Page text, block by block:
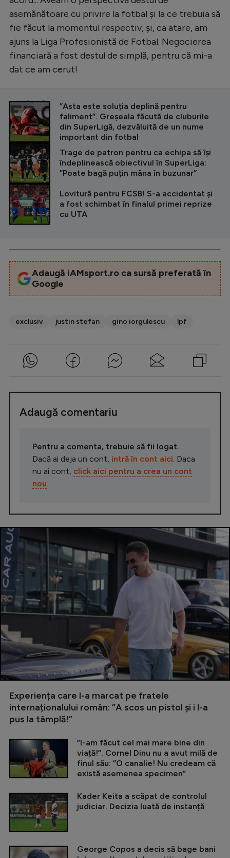
asemănătoare cu privire la fotbal și la ce trebuia să
fie făcut la momentul respectiv, și, ca atare, am
ajuns la Liga Profesionistă de Fotbal. Negocierea
financiară a fost destul de simplă, pentru că mi-a
dat ce am cerut!
CITEȘTE ȘI
”Asta este soluția deplină pentru
faliment”. Greșeala făcută de cluburile
din SuperLigă, dezvăluită de un nume
important din fotbal
Trage de patron pentru ca echipa să își
îndeplinească obiectivul în SuperLiga:
”Poate bagă puțin mâna în buzunar”
Lovitură pentru FCSB! S-a accidentat și
a fost schimbat în finalul primei reprize
cu UTA
Adaugă iAMsport.ro ca sursă preferată în
Google
exclusiv justin stefan gino iorgulescu lpf
Adaugă comentariu
Pentru a comenta, trebuie să fii logat.
Dacă ai deja un cont, intră în cont aici. Daca
nu ai cont, click aici pentru a crea un cont
nou.
Experiența care l-a marcat pe fratele
internaționalului român: ”A scos un pistol și i l-a
pus la tâmplă!”
”I-am făcut cel mai mare bine din
viață!”. Cornel Dinu nu a avut milă de
finul său: ”O canalie! Nu credeam că
există asemenea specimen”
Kader Keita a scăpat de controlul
judiciar. Decizia luată de instanță
George Copos a decis să bage bani